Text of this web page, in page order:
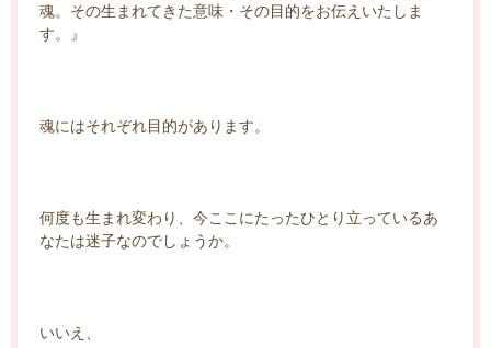
魂。その生まれてきた意味・その目的をお伝えいたしま
す。』
魂にはそれぞれ目的があります。
何度も生まれ変わり、今ここにたったひとり立っているあ
なたは迷子なのでしょうか。
いいえ、